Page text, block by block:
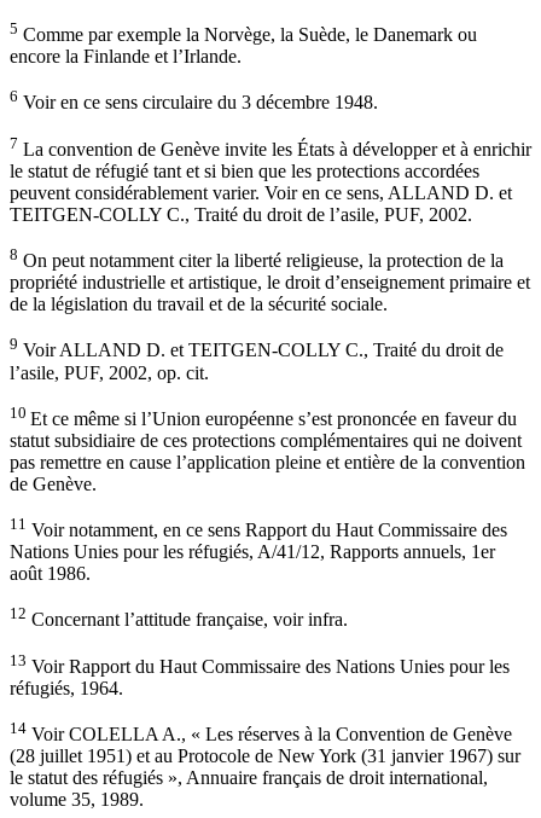
5 Comme par exemple la Norvège, la Suède, le Danemark ou
encore la Finlande et l’Irlande.
6 Voir en ce sens circulaire du 3 décembre 1948.
7 La convention de Genève invite les États à développer et à enrichir
le statut de réfugié tant et si bien que les protections accordées
peuvent considérablement varier. Voir en ce sens, ALLAND D. et
TEITGEN-COLLY C., Traité du droit de l’asile, PUF, 2002.
8 On peut notamment citer la liberté religieuse, la protection de la
propriété industrielle et artistique, le droit d’enseignement primaire et
de la législation du travail et de la sécurité sociale.
9 Voir ALLAND D. et TEITGEN-COLLY C., Traité du droit de
l’asile, PUF, 2002, op. cit.
10 Et ce même si l’Union européenne s’est prononcée en faveur du
statut subsidiaire de ces protections complémentaires qui ne doivent
pas remettre en cause l’application pleine et entière de la convention
de Genève.
11 Voir notamment, en ce sens Rapport du Haut Commissaire des
Nations Unies pour les réfugiés, A/41/12, Rapports annuels, 1er
août 1986.
12 Concernant l’attitude française, voir infra.
13 Voir Rapport du Haut Commissaire des Nations Unies pour les
réfugiés, 1964.
14 Voir COLELLA A., « Les réserves à la Convention de Genève
(28 juillet 1951) et au Protocole de New York (31 janvier 1967) sur
le statut des réfugiés », Annuaire français de droit international,
volume 35, 1989.